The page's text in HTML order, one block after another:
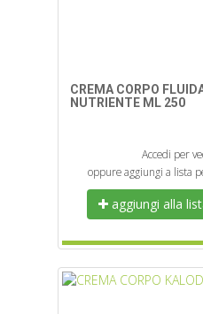
CREMA CORPO
NUTRIENTE ML 250
Accedi per
oppure aggiungi a lista
aggiungi alla